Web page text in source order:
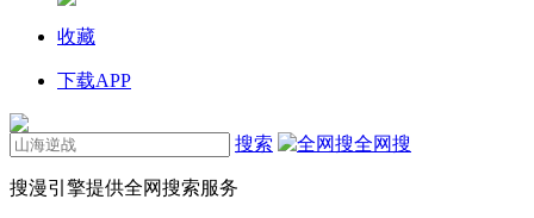
收藏
下载APP
搜索 全网搜
搜漫引擎提供全网搜索服务